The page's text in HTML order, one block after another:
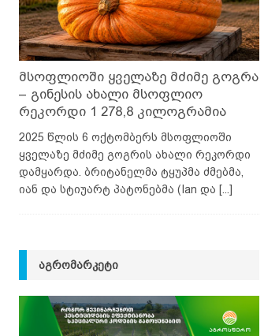
მსოფლიოში ყველაზე მძიმე გოგრა
– გინესის ახალი მსოფლიო
რეკორდი 1 278,8 კილოგრამია
2025 წლის 6 ოქტომბერს მსოფლიოში
ყველაზე მძიმე გოგრის ახალი რეკორდი
დამყარდა. ბრიტანელმა ტყუპმა ძმებმა,
იან და სტიუარტ პატონებმა (Ian და [...]
ᲐᲒᲠᲝᲛᲐᲠᲙᲔᲢᲘ